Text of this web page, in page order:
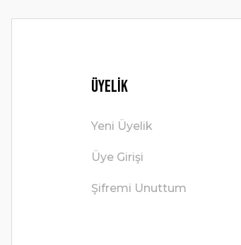
Üyelik
Yeni Üyelik
Üye Girişi
Şifremi Unuttum